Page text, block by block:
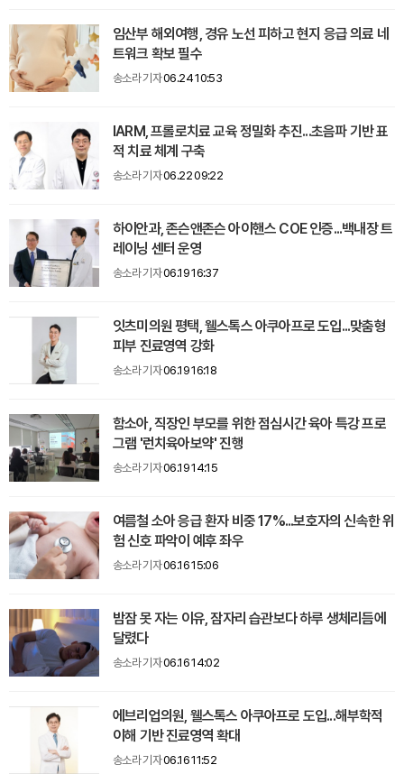
임산부 해외여행, 경유 노선 피하고 현지 응급 의료 네
트워크 확보 필수
송소라 기자06.24 10:53
IARM, 프롤로치료 교육 정밀화 추진...초음파 기반 표
적 치료 체계 구축
송소라 기자06.22 09:22
하이안과, 존슨앤존슨 아이핸스 COE 인증...백내장 트
레이닝 센터 운영
송소라 기자06.19 16:37
잇츠미의원 평택, 웰스톡스 아쿠아프로 도입...맞춤형
피부 진료영역 강화
송소라 기자06.19 16:18
함소아, 직장인 부모를 위한 점심시간 육아 특강 프로
그램 '런치육아보약' 진행
송소라 기자06.19 14:15
여름철 소아 응급 환자 비중 17%...보호자의 신속한 위
험 신호 파악이 예후 좌우
송소라 기자06.16 15:06
밤잠 못 자는 이유, 잠자리 습관보다 하루 생체리듬에
달렸다
송소라 기자06.16 14:02
에브리업의원, 웰스톡스 아쿠아프로 도입...해부학적
이해 기반 진료영역 확대
송소라 기자06.16 11:52